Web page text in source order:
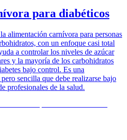
para diabéticos
alimentación carnívora para personas
con un enfoque casi total
a controlar los niveles de azúcar
y la mayoría de los carbohidratos
bajo control. Es una
sencilla que debe realizarse bajo
profesionales de la salud.